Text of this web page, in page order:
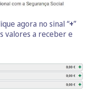
agora no sinal “+”
valores a receber e